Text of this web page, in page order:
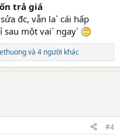
trả giá
đc, vẫn la` cái hấp
sau một vai` ngay`
và 4 người khác
#4